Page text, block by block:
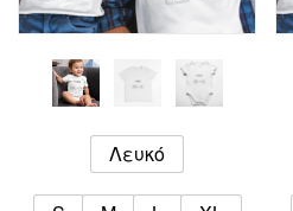
Λευκό